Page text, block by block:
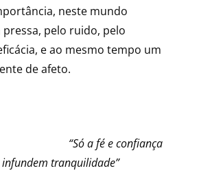
neste mundo
pelo ruido, pelo
e ao mesmo tempo um
de afeto.
fé e confiança
tranquilidade”